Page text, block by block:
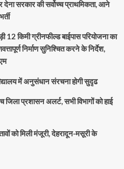
देना सरकार की सर्वोच्च प्राथमिकता, आने
12 किमी ग्रीनफील्ड बाईपास परियोजना का
निर्माण सुनिश्चित करने के निर्देश,
में अनुसंधान संरचना होगी सुदृढ
जिला प्रशासन अलर्ट, सभी विभागों को हाई
को मिली मंजूरी, देहरादून-मसूरी के